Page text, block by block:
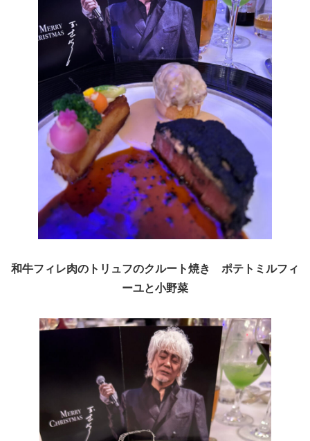
和牛フィレ肉のトリュフのクルート焼き ポテトミルフィ
ーユと小野菜